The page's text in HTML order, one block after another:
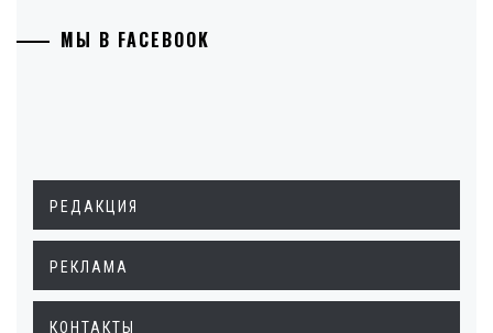
МЫ В FACEBOOK
РЕДАКЦИЯ
РЕКЛАМА
КОНТАКТЫ